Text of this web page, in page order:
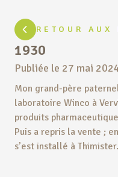
RETOUR AUX
1930
Publiée le 27 mai
Mon grand-père
laboratoire Winco à
produits
Puis a repris la vente ;
s’est installé à Thimister.